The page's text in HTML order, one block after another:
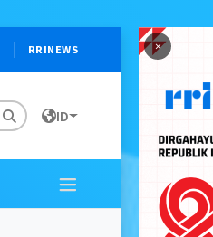
×
RRINEWS
ID